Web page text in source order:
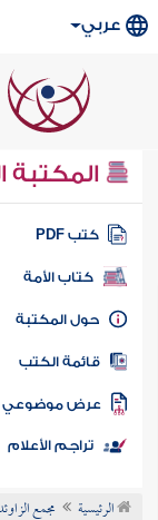
عربي
المكتبة
كتب PDF
كتاب الأمة
المكتبة
الكتب
موضوعي
تراجم الأعلام
الرئيسية مجمع